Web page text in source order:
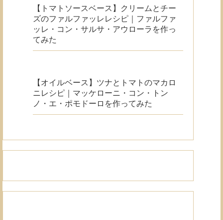
【トマトソースベース】クリームとチー
ズのファルファッレレシピ｜ファルファ
ッレ・コン・サルサ・アウローラを作っ
てみた
【オイルベース】ツナとトマトのマカロ
ニレシピ｜マッケローニ・コン・トン
ノ・エ・ポモドーロを作ってみた